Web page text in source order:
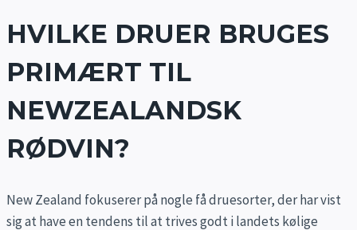
HVILKE DRUER BRUGES
PRIMÆRT TIL
NEWZEALANDSK
RØDVIN?
New Zealand fokuserer på nogle få druesorter, der har vist
sig at have en tendens til at trives godt i landets kølige